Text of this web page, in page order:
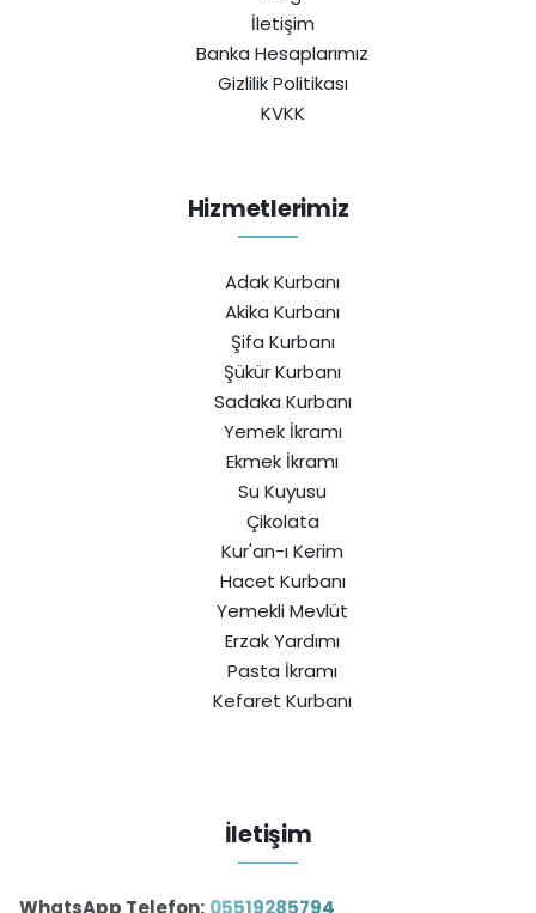
İletişim
Banka Hesaplarımız
Gizlilik Politikası
KVKK
Hizmetlerimiz
Adak Kurbanı
Akika Kurbanı
Şifa Kurbanı
Şükür Kurbanı
Sadaka Kurbanı
Yemek İkramı
Ekmek İkramı
Su Kuyusu
Çikolata
Kur'an-ı Kerim
Hacet Kurbanı
Yemekli Mevlüt
Erzak Yardımı
Pasta İkramı
Kefaret Kurbanı
İletişim
WhatsApp Telefon: 05519285794